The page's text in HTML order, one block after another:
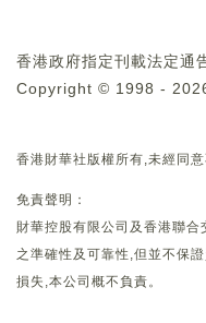
香港政府指定刊載法定通
Copyright © 1998 -
香港財華社版權所有,未經同意
免責聲明：
財華控股有限公司及香港聯
之準確性及可靠性,但並不保
損失,本公司概不負責。